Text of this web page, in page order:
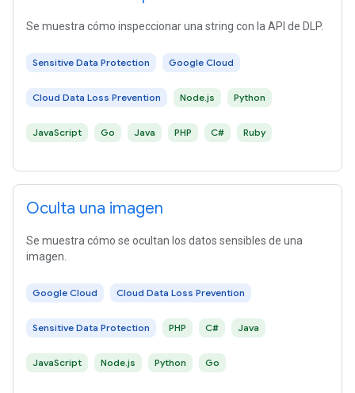
Se muestra cómo inspeccionar una string con la API de DLP.
Sensitive Data Protection Google Cloud
Cloud Data Loss Prevention Node.js Python
JavaScript Go Java PHP C# Ruby
Oculta una imagen
Se muestra cómo se ocultan los datos sensibles de una
imagen.
Google Cloud Cloud Data Loss Prevention
Sensitive Data Protection PHP C# Java
JavaScript Node.js Python Go